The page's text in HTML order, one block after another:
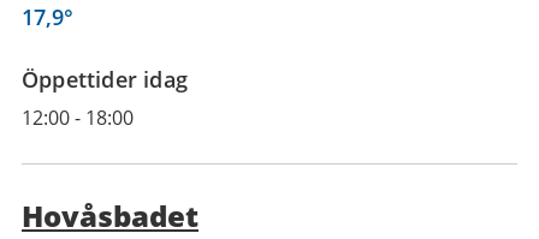
17,9°
Öppettider idag
12:00- 18:00
Hovåsbadet